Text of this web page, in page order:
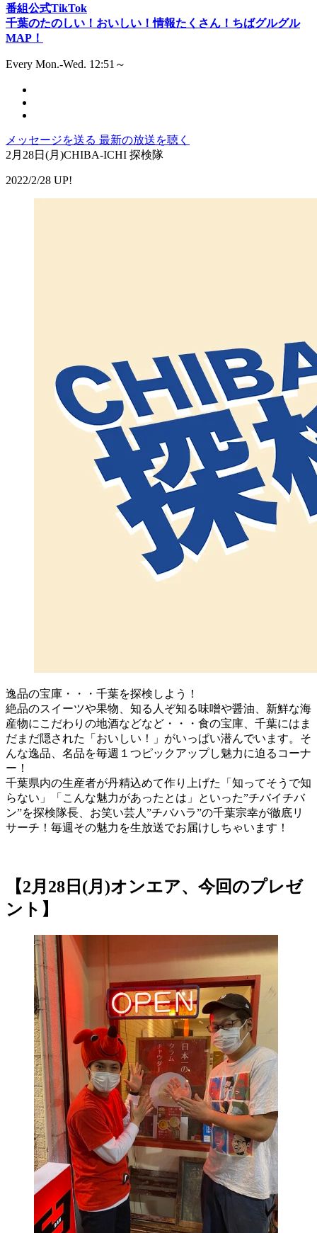
番組公式TikTok
千葉のたのしい！おいしい！情報たくさん！ちばグルグル
MAP！
Every Mon.-Wed. 12:51～
メッセージを送る 最新の放送を聴く
2月28日(月)CHIBA-ICHI 探検隊
2022/2/28 UP!
逸品の宝庫・・・千葉を探検しよう！
絶品のスイーツや果物、知る人ぞ知る味噌や醤油、新鮮な海
産物にこだわりの地酒などなど・・・食の宝庫、千葉にはま
だまだ隠された「おいしい！」がいっぱい潜んでいます。そ
んな逸品、名品を毎週１つピックアップし魅力に迫るコーナ
ー！
千葉県内の生産者が丹精込めて作り上げた「知ってそうで知
らない」「こんな魅力があったとは」といった”チバイチバ
ン”を探検隊長、お笑い芸人”チバハラ”の千葉宗幸が徹底リ
サーチ！毎週その魅力を生放送でお届けしちゃいます！
【2月28日(月)オンエア、今回のプレゼ
ント】